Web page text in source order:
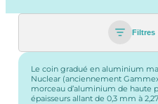
Filtres
Le coin gradué en aluminium
Nuclear (anciennement
morceau d’aluminium de haute
épaisseurs allant de 0,3 mm à